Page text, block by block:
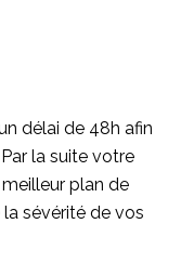
délai de 48h afin
la suite votre
plan de
sévérité de vos